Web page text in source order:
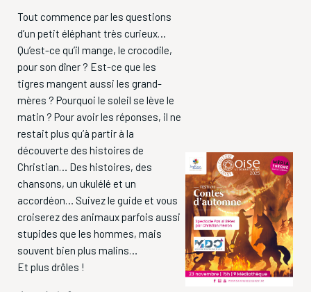
Tout commence par les questions
d’un petit éléphant très curieux…
Qu’est-ce qu’il mange, le crocodile,
pour son dîner ? Est-ce que les
tigres mangent aussi les grand-
mères ? Pourquoi le soleil se lève le
matin ? Pour avoir les réponses, il ne
restait plus qu’à partir à la
découverte des histoires de
Christian… Des histoires, des
chansons, un ukulélé et un
accordéon… Suivez le guide et vous
croiserez des animaux parfois aussi
stupides que les hommes, mais
souvent bien plus malins…
Et plus drôles !